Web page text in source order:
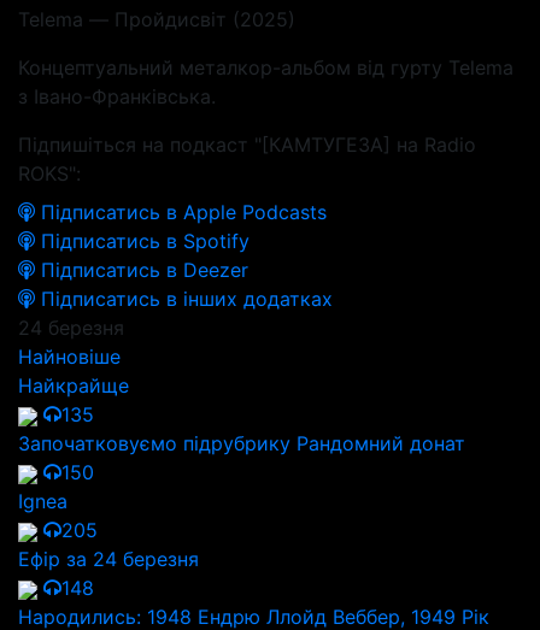
Telema — Пройдисвіт (2025)
Концептуальний металкор-альбом від гурту Telema
з Івано-Франківська.
Підпишіться на подкаст "[КАМТУГЕЗА] на Radio
ROKS":
Підписатись в Apple Podcasts
Підписатись в Spotify
Підписатись в Deezer
Підписатись в інших додатках
24 березня
Найновіше
Найкрайще
135
Започатковуємо підрубрику Рандомний донат
150
Ignea
205
Ефір за 24 березня
148
Народились: 1948 Ендрю Ллойд Веббер, 1949 Рік